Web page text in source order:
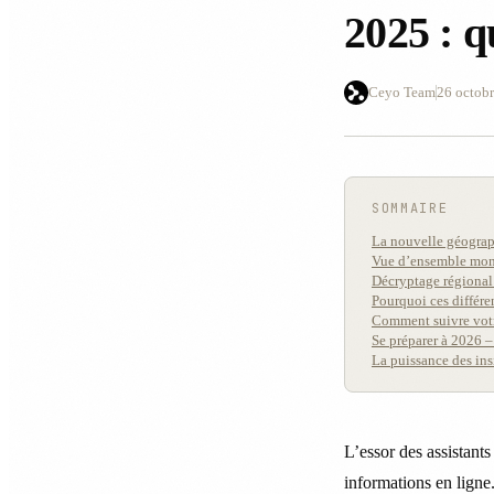
2025 :
Ceyo Team26
SOMMAIRE
La nouvelle
Vue d’ensemble
Décryptage
Pourquoi ces
Comment suivre
Se préparer à 2026
La puissance des
L’essor des
informations en